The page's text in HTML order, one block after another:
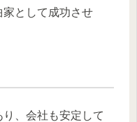
家として成功させ
、会社も安定して